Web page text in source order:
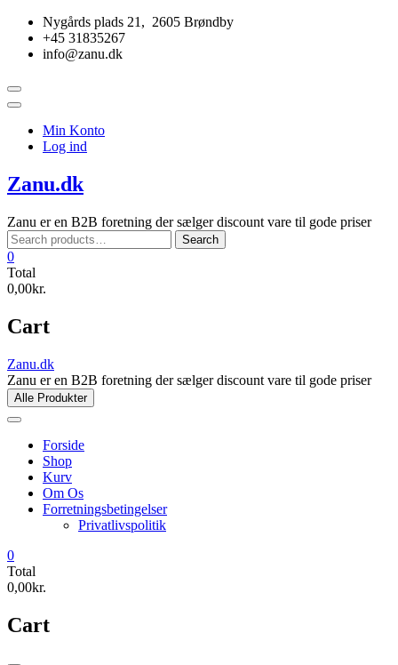
Skip
content
Nygårds plads 21, 2605 Brøndby
+45 31835267
info@zanu.dk
Topbar
Menu
Min Konto
Log ind
Zanu.dk
Zanu er en B2B foretning der sælger discount vare til gode priser
Search
for:
Search
0
Total
0,00kr.
Cart
Zanu.dk
Zanu er en B2B foretning der sælger discount vare til gode priser
Alle Produkter
Forside
Shop
Kurv
Om Os
Forretningsbetingelser
Privatlivspolitik
0
Total
0,00kr.
Cart